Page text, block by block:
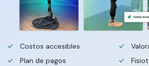
Costos accesibles
Plan de pagos